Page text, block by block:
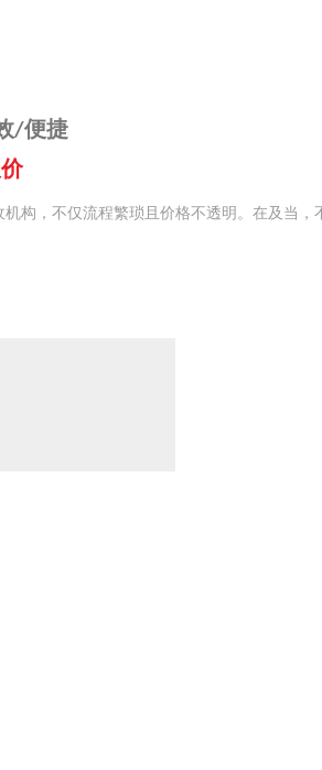
/便捷
构，不仅流程繁琐且价格不透明。在及当